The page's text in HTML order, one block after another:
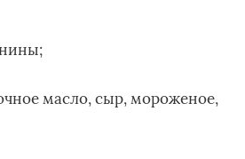
масло, сыр, мороженое,